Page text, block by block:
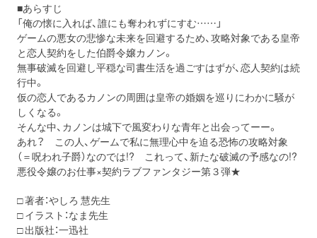
■あらすじ
「俺の懐に入れば、誰にも奪われずにすむ……」
ゲームの悪女の悲惨な未来を回避するため、攻略対象である皇帝
と恋人契約をした伯爵令嬢カノン。
無事破滅を回避し平穏な司書生活を過ごすはずが、恋人契約は続
行中。
仮の恋人であるカノンの周囲は皇帝の婚姻を巡りにわかに騒が
しくなる。
そんな中、カノンは城下で風変わりな青年と出会ってーー。
あれ？ この人、ゲームで私に無理心中を迫る恐怖の攻略対象
（＝呪われ子爵）なのでは!? これって、新たな破滅の予感なの!?
悪役令嬢のお仕事×契約ラブファンタジー第３弾★
□ 著者：やしろ 慧先生
□ イラスト：なま先生
□ 出版社：一迅社